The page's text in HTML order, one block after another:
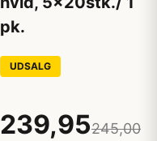
pk.
UDSALG
239,95245,00